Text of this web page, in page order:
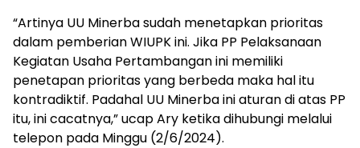
“Artinya UU Minerba sudah menetapkan prioritas
dalam pemberian WIUPK ini. Jika PP Pelaksanaan
Kegiatan Usaha Pertambangan ini memiliki
penetapan prioritas yang berbeda maka hal itu
kontradiktif. Padahal UU Minerba ini aturan di atas PP
itu, ini cacatnya,” ucap Ary ketika dihubungi melalui
telepon pada Minggu (2/6/2024).